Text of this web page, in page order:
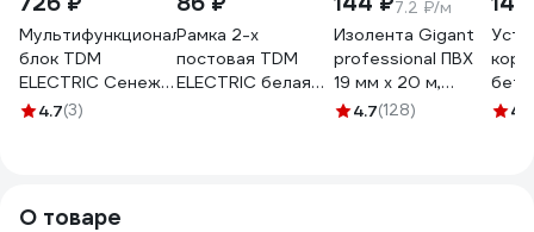
Мультифункциональный
блок TDM
ELECTRIC Сенеж 1,
2П 10А 250В+2
4.7(3)
Рамка 2-х
постовая TDM
ELECTRIC белая
7.2 ₽/м
Изолента Gigant
professional ПВХ
19 мм х 20 м,
черная GT-0-3
4.7(128) 4.9
О товаре